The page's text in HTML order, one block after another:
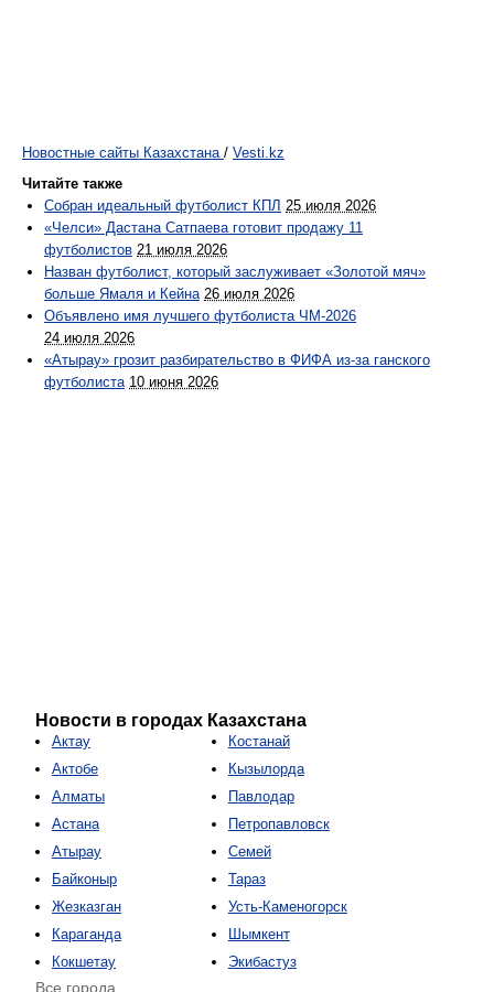
Новостные сайты Казахстана / Vesti.kz
Читайте также
Собран идеальный футболист КПЛ 25 июля 2026
«Челси» Дастана Сатпаева готовит продажу 11
футболистов 21 июля 2026
Назван футболист, который заслуживает «Золотой мяч»
больше Ямаля и Кейна 26 июля 2026
Объявлено имя лучшего футболиста ЧМ-2026
24 июля 2026
«Атырау» грозит разбирательство в ФИФА из-за ганского
футболиста 10 июня 2026
Новости в городах Казахстана
Актау
Актобе
Алматы
Астана
Атырау
Байконыр
Жезказган
Караганда
Кокшетау
Костанай
Кызылорда
Павлодар
Петропавловск
Семей
Тараз
Усть-Каменогорск
Шымкент
Экибастуз
Все города